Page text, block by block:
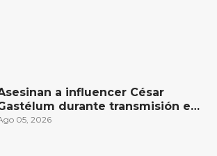
a influencer César
durante transmisión en
en Sinaloa
05, 2026